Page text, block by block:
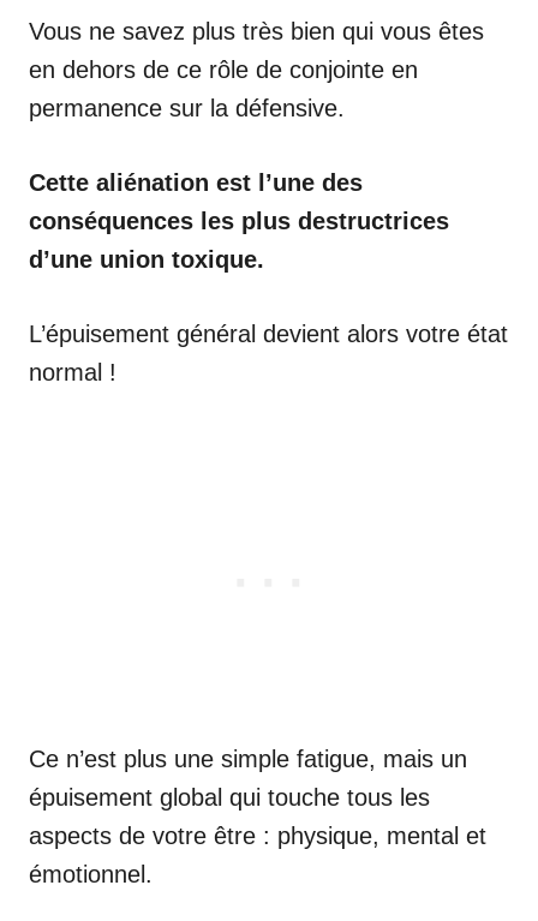
Vous ne savez plus très bien qui vous êtes
en dehors de ce rôle de conjointe en
permanence sur la défensive.
Cette aliénation est l’une des
conséquences les plus destructrices
d’une union toxique.
L’épuisement général devient alors votre état
normal !
Ce n’est plus une simple fatigue, mais un
épuisement global qui touche tous les
aspects de votre être : physique, mental et
émotionnel.